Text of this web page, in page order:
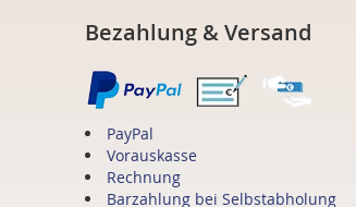
Bezahlung & Versand
PayPal
Vorauskasse
Rechnung
Barzahlung bei Selbstabholung